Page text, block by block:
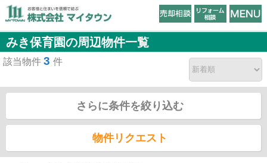
みき保育園の周辺物件一覧
該当物件 3 件
さらに条件を絞り込む
物件リクエスト